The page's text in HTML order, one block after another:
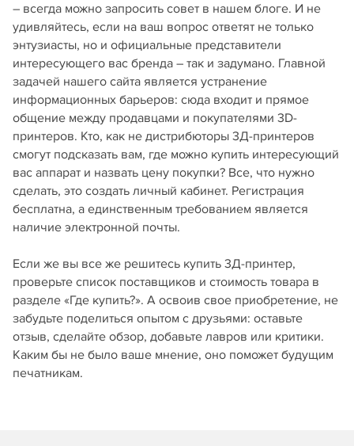
– всегда можно запросить совет в нашем блоге. И не
удивляйтесь, если на ваш вопрос ответят не только
энтузиасты, но и официальные представители
интересующего вас бренда – так и задумано. Главной
задачей нашего сайта является устранение
информационных барьеров: сюда входит и прямое
общение между продавцами и покупателями 3D-
принтеров. Кто, как не дистрибюторы 3Д-принтеров
смогут подсказать вам, где можно купить интересующий
вас аппарат и назвать цену покупки? Все, что нужно
сделать, это создать личный кабинет. Регистрация
бесплатна, а единственным требованием является
наличие электронной почты.
Если же вы все же решитесь купить 3Д-принтер,
проверьте список поставщиков и стоимость товара в
разделе «Где купить?». А освоив свое приобретение, не
забудьте поделиться опытом с друзьями: оставьте
отзыв, сделайте обзор, добавьте лавров или критики.
Каким бы не было ваше мнение, оно поможет будущим
печатникам.